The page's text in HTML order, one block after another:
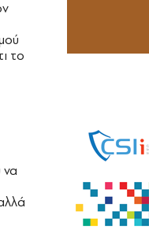
το
να